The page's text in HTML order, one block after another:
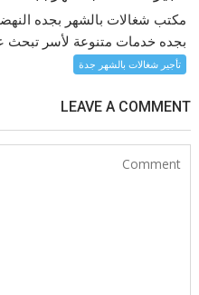
مكتب شغالات بالشهر بجده
بجده خدمات متنوعة لأسر تبحث
تأجير شغالات بالشهر جدة
LEAVE A COMMENT